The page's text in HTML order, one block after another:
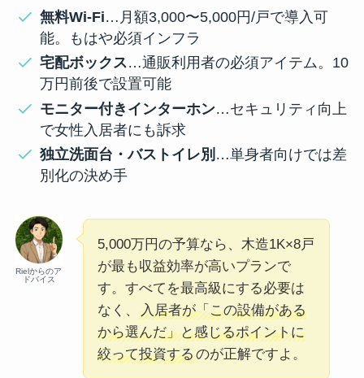
無料Wi-Fi…月額3,000〜5,000円/戸で導入可
能。もはや必須インフラ
宅配ボックス…通販利用者の必須アイテム。10
万円前後で設置可能
モニター付きインターホン…セキュリティ向上
で女性入居者にも訴求
独立洗面台・バストイレ別 …単身者向けでは差
別化の決め手
Rielからのア
ドバイス
5,000万円の予算なら、木造1K×8戸
が最も収益効率が高いプランで
す。すべてを最高級にする必要は
なく、
入居者が「この設備がある
から選んだ」と感じるポイントに
絞って投資するのが正解ですよ。